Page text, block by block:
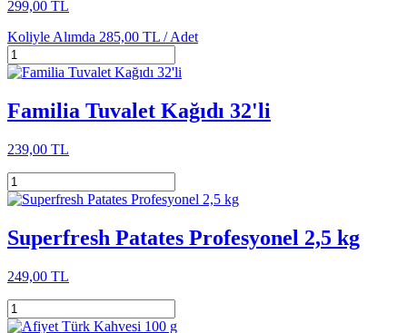
299,00 TL
Koliyle Alımda 285,00 TL /Adet
Familia Tuvalet Kağıdı 32'li
239,00 TL
Superfresh Patates Profesyonel 2,5 kg
249,00 TL